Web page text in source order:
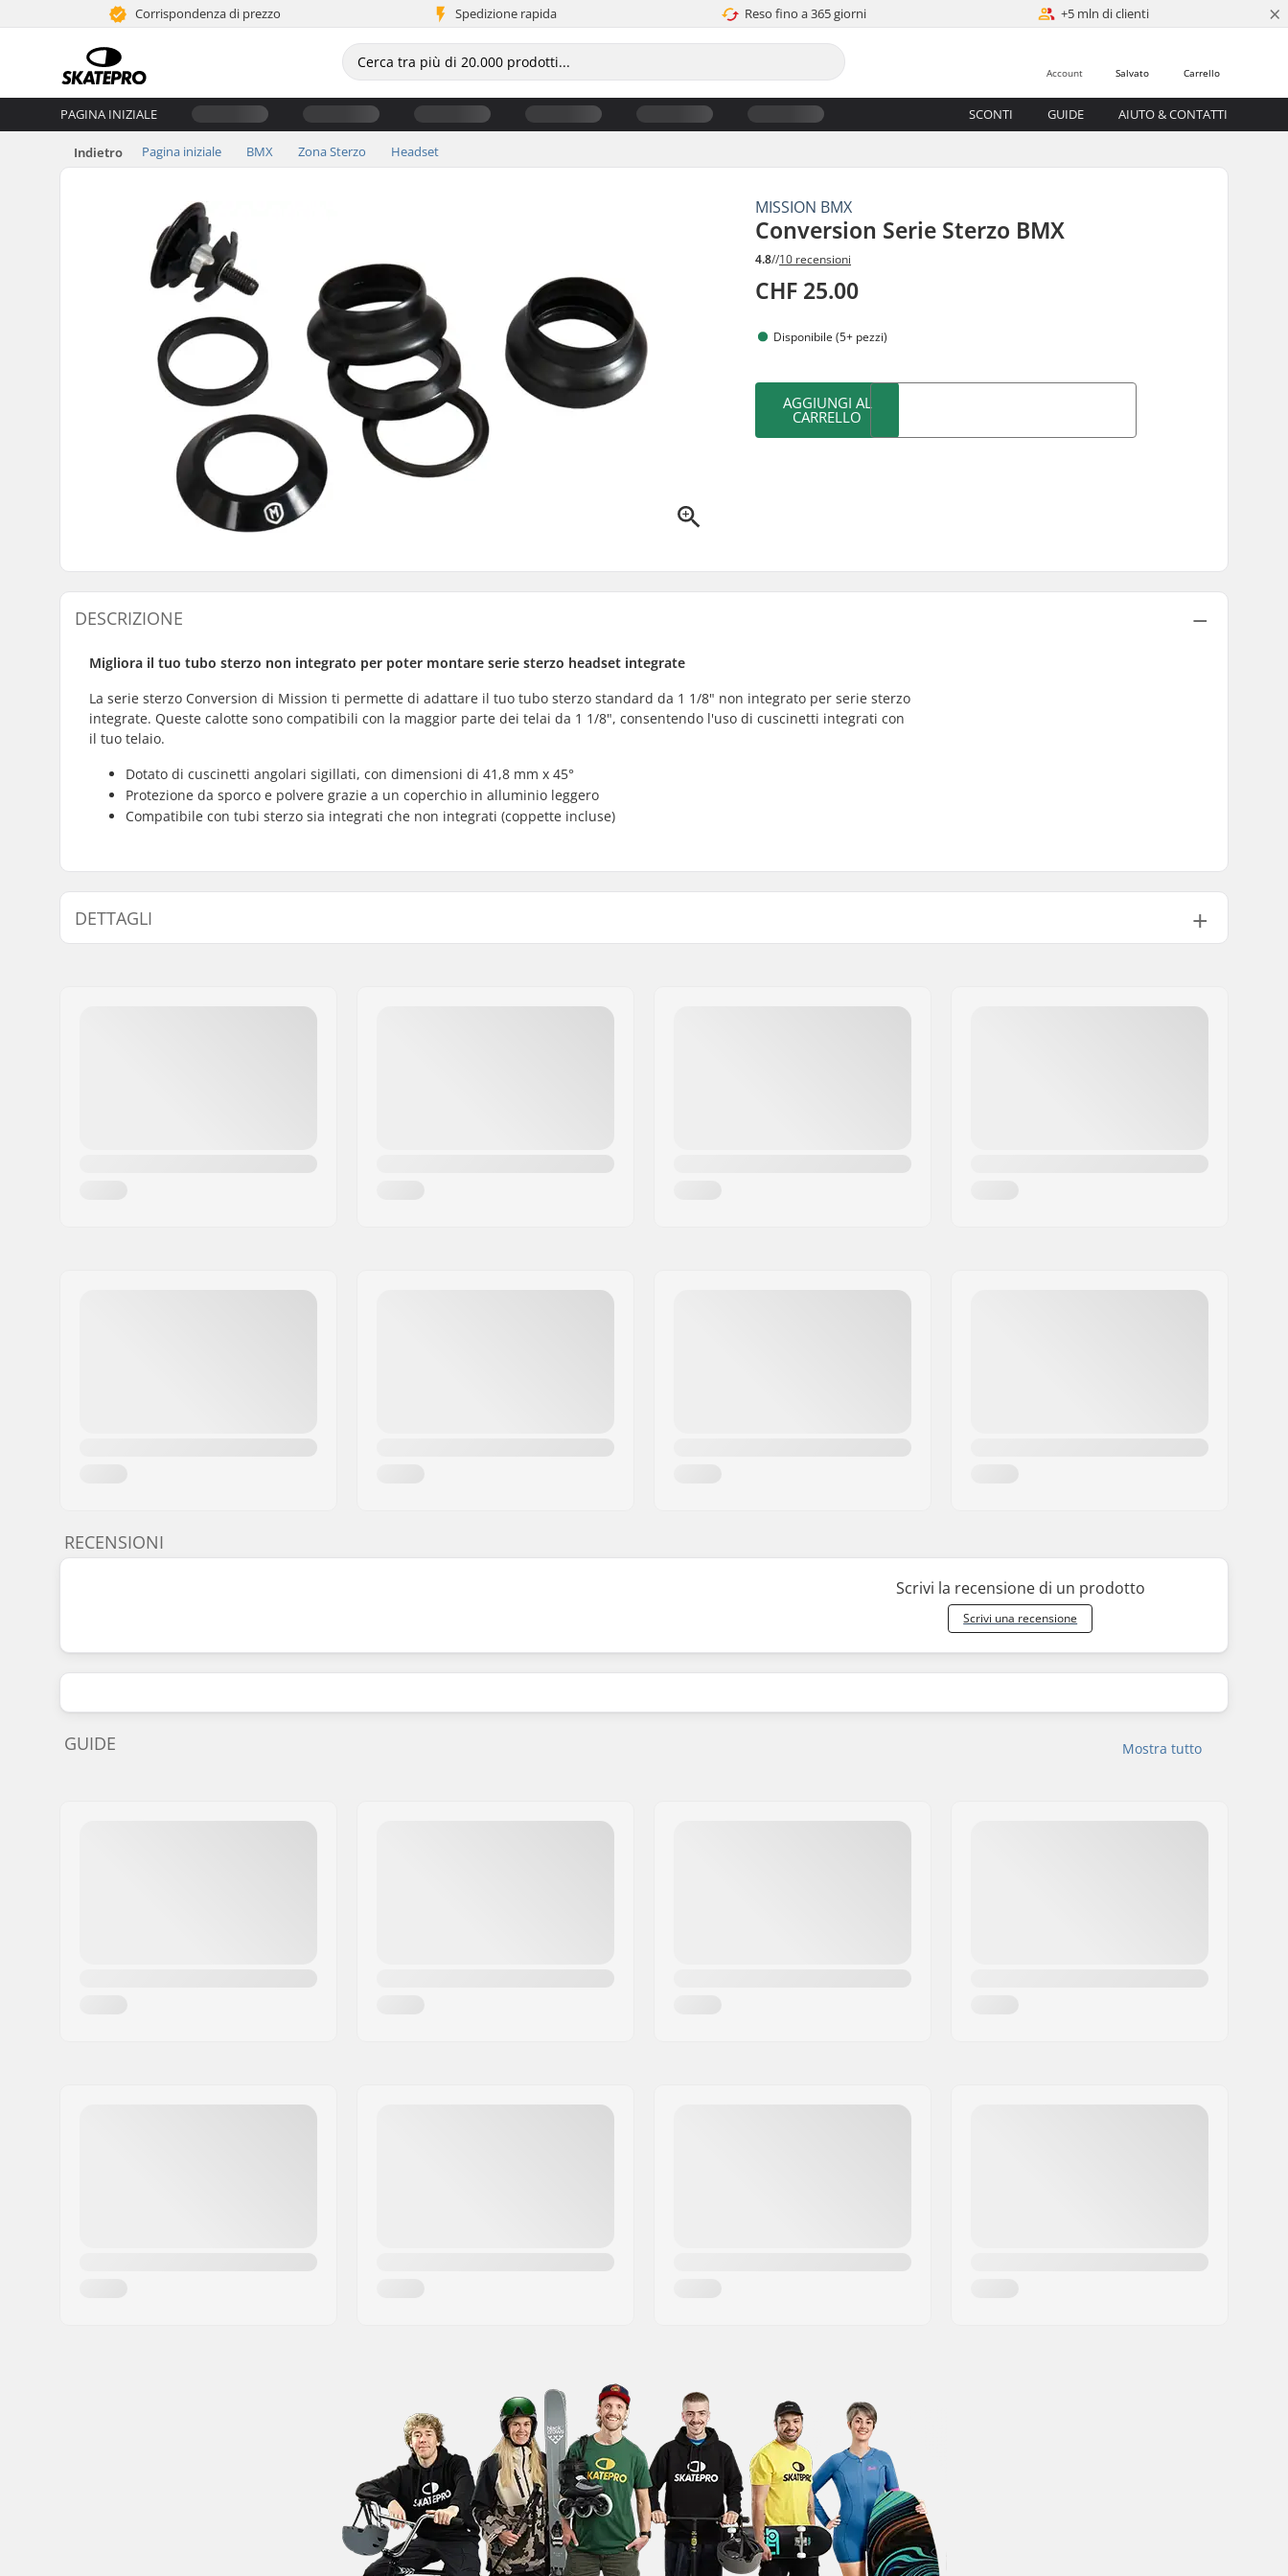
Corrispondenza di prezzo Spedizione rapida Reso fino a 365 giorni +5 mln di clienti ×
Carrello
Salvato
Account
PAGINA INIZIALE SCONTI GUIDE AIUTO & CONTATTI
Indietro Pagina iniziale BMX Zona Sterzo Headset
MISSION BMX
Conversion Serie Sterzo BMX
4.8//10 recensioni
CHF 25.00
Disponibile (5+ pezzi)
AGGIUNGI AL
CARRELLO
DESCRIZIONE
Migliora il tuo tubo sterzo non integrato per poter montare serie sterzo headset integrate
La serie sterzo Conversion di Mission ti permette di adattare il tuo tubo sterzo standard da 1 1/8" non integrato per serie sterzo
integrate. Queste calotte sono compatibili con la maggior parte dei telai da 1 1/8", consentendo l'uso di cuscinetti integrati con
il tuo telaio.
Dotato di cuscinetti angolari sigillati, con dimensioni di 41,8 mm x 45°
Protezione da sporco e polvere grazie a un coperchio in alluminio leggero
Compatibile con tubi sterzo sia integrati che non integrati (coppette incluse)
DETTAGLI
RECENSIONI
Scrivi la recensione di un prodotto
Scrivi una recensione
Mostra tutto
GUIDE